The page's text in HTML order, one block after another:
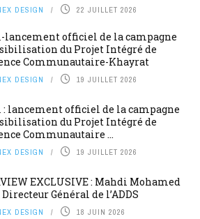
DESIGN 22 JUILLET 2026
officiel de la campagne
du Projet Intégré de
Communautaire-Khayrat
DESIGN 19 JUILLET 2026
lancement officiel de la campagne
du Projet Intégré de
Communautaire ...
DESIGN 19 JUILLET 2026
EXCLUSIVE : Mahdi Mohamed
Général de l’ADDS
DESIGN 18 JUIN 2026